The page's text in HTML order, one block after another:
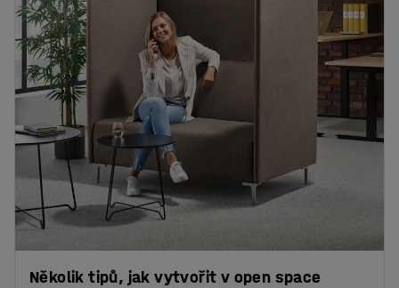
Několik tipů, jak vytvořit v open space